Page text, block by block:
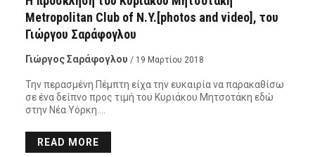
Metropolitan Club of N.Y.[photos and video], του
Γιώργου Σαράφογλου
Γιώργος Σαράφογλου / 19 Μαρτίου 2018
Την περασμένη Πέμπτη είχα την ευκαιρία να παρακαθίσω
σε ένα δείπνο προς τιμή του Κυριάκου Μητσοτάκη εδώ
στην Νέα Υόρκη….
READ MORE